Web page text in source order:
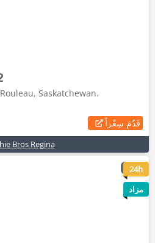
قَدّمَ سِعْراً
Bros Regina
1024h
مزاد